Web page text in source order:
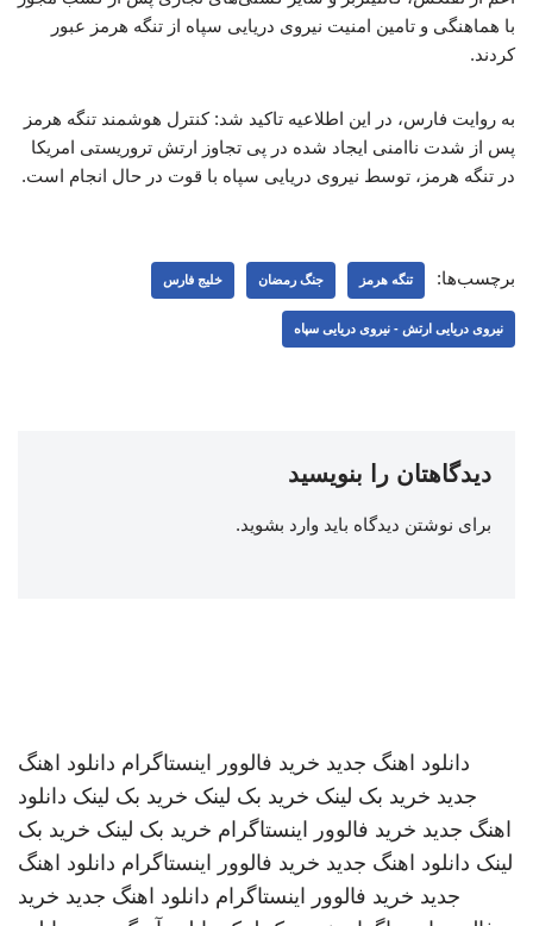
با هماهنگی و تامین امنیت نیروی دریایی سپاه از تنگه هرمز عبور
کردند.
به روایت فارس، در این اطلاعیه تاکید شد: کنترل هوشمند تنگه هرمز
پس از شدت ناامنی ایجاد شده در پی تجاوز ارتش تروریستی امریکا
در تنگه هرمز، توسط نیروی دریایی سپاه با قوت در حال انجام است.
برچسب‌ها: تنگه هرمز جنگ رمضان خلیج فارس
نیروی دریایی ارتش - نیروی دریایی سپاه
دیدگاهتان را بنویسید
برای نوشتن دیدگاه باید وارد بشوید.
دانلود اهنگ جدید خرید فالوور اینستاگرام دانلود اهنگ
جدید خرید بک لینک خرید بک لینک خرید بک لینک دانلود
اهنگ جدید خرید فالوور اینستاگرام خرید بک لینک خرید بک
لینک دانلود اهنگ جدید خرید فالوور اینستاگرام دانلود اهنگ
جدید خرید فالوور اینستاگرام دانلود اهنگ جدید خرید